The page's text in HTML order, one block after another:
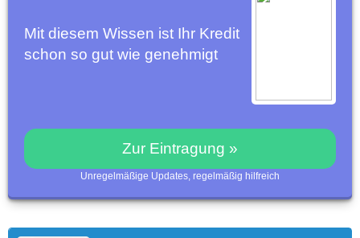
Mit diesem Wissen ist Ihr Kredit
schon so gut wie genehmigt
Zur Eintragung »
Unregelmäßige Updates, regelmäßig hilfreich